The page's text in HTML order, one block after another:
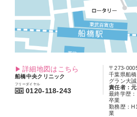
詳細地図はこちら
船橋中央クリニック
フリーダイヤル
0120-118-243
〒273-
千葉県船
グラン大
責任者：
最終学歴
卒業
勤務歴：
業